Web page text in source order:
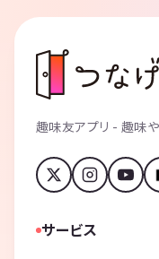
趣味友アプリ - 趣味や
サービス